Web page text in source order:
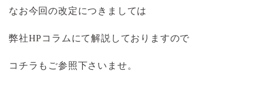
なお今回の改定につきましては
弊社HPコラムにて解説しておりますので
コチラもご参照下さいませ。